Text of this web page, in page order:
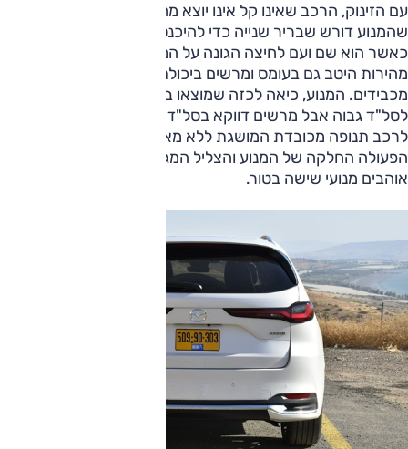
עם הזינוק, הרכב שאינו קל אינו יוצא מהמקום בחדות, גם מכיוון
שהמנוע דורש שבריר שנייה כדי להיכנס לתחום היעיל שלו. אבל
כאשר הוא שם ועם לחיצה הגונה על המצערת הרכב צובר
מהירות היטב גם בעומס ומרשים ביכולת העקיפה גם בתנאים
מכבידים. המנוע, כיאה לכזה שמוצאו במאזדה, אוהב לטפס
לסל"ד גבוה אבל מרשים דווקא בסל"ד ביניים שם הוא הוא מעניק
לרכב תנופה מכובדת המושגת ללא מאמץ. ולא רק היכולת;
הפעולה החלקה של המנוע והצליל המגרה מזכירים למה אנחנו
אוהבים מנועי שישה בטור.